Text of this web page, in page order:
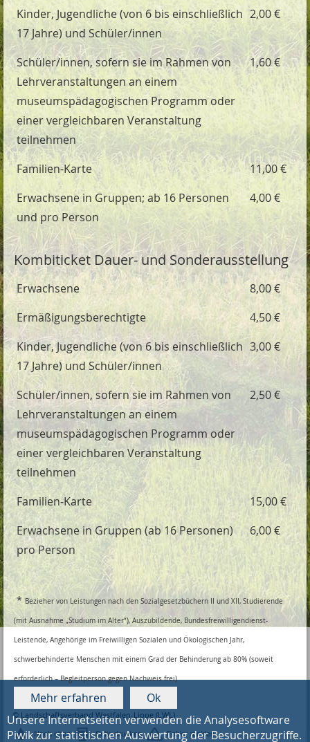
Kinder, Jugendliche (von 6 bis einschließlich
17 Jahre) und Schüler/innen
2,00 €
Schüler/innen, sofern sie im Rahmen von
Lehrveranstaltungen an einem
museumspädagogischen Programm oder
einer vergleichbaren Veranstaltung
teilnehmen
1,60 €
Familien-Karte
11,00 €
Erwachsene in Gruppen; ab 16 Personen
und pro Person
4,00 €
Kombiticket Dauer- und Sonderausstellung
Erwachsene
8,00 €
Ermäßigungsberechtigte
4,50 €
Kinder, Jugendliche (von 6 bis einschließlich
17 Jahre) und Schüler/innen
3,00 €
Schüler/innen, sofern sie im Rahmen von
Lehrveranstaltungen an einem
museumspädagogischen Programm oder
einer vergleichbaren Veranstaltung
teilnehmen
2,50 €
Familien-Karte
15,00 €
Erwachsene in Gruppen (ab 16 Personen)
pro Person
6,00 €
* Bezieher von Leistungen nach den Sozialgesetzbüchern II und XII, Studierende
(mit Ausnahme „Studium im Alter“), Auszubildende, Bundesfreiwilligendienst-
Leistende, Angehörige im Freiwilligen Sozialen und Ökologischen Jahr,
schwerbehinderte Menschen mit einem Grad der Behinderung ab 80% (soweit
erforderlich – Begleitperson gegen Nachweis frei)
© Landschaftsverband Westfalen-Lippe (LWL)
Nach oben Seite drucken Fehler melden
Mehr erfahren
Ok
Unsere Internetseiten verwenden die Analysesoftware
Piwik zur statistischen Auswertung der Besucherzugriffe.